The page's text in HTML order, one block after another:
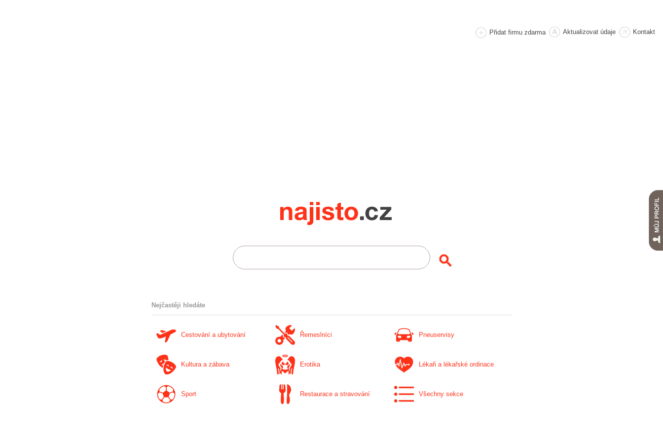
Přidat firmu zdarma Aktualizovat údaje Kontakt
Nejčastěji hledáte
Cestování a ubytování Řemeslníci Pneuservisy
Kultura a zábava Erotika Lékaři a lékařské ordinace
Sport Restaurace a stravování Všechny sekce